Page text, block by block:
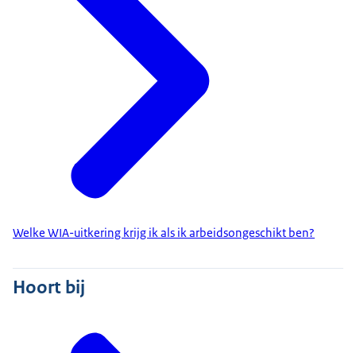
Welke WIA-uitkering krijg ik als ik arbeidsongeschikt ben?
Hoort bij